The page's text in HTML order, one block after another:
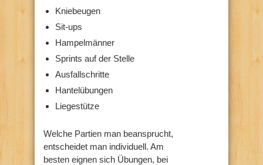
Kniebeugen
Sit-ups
Hampelmänner
Sprints auf der Stelle
Ausfallschritte
Hantelübungen
Liegestütze
Welche Partien man beansprucht,
entscheidet man individuell. Am
besten eignen sich Übungen, bei